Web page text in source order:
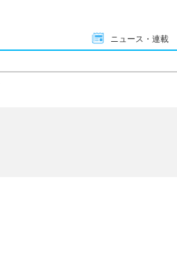
ニュース・連載